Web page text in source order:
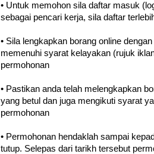
• Untuk memohon sila daftar masuk
sebagai pencari kerja, sila daftar
• Sila lengkapkan borang online
memenuhi syarat kelayakan (rujuk
permohonan
• Pastikan anda telah melengkapkan
yang betul dan juga mengikuti syarat
permohonan
• Permohonan hendaklah sampai
tutup. Selepas dari tarikh tersebut